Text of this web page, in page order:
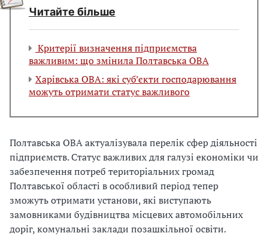
Читайте більше
Критерії визначення підприємства
важливим: що змінила Полтавська ОВА
Харівська ОВА: які суб’єкти господарювання
можуть отримати статус важливого
Полтавська ОВА актуалізувала перелік сфер діяльності
підприємств. Статус важливих для галузі економіки чи
забезпечення потреб територіальних громад
Полтавської області в особливий період тепер
зможуть отримати установи, які виступають
замовниками будівництва місцевих автомобільних
доріг, комунальні заклади позашкільної освіти.